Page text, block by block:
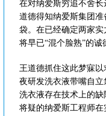
在对纳爱斯穷追不舍
道德得知纳爱斯集团
袋。在已经确定两家
将早已“混个脸熟”的诚
王道德抓住这此梦寐
夜研发洗衣液带嘴自
洗衣液存在技术上的
将疑的纳爱斯工程师